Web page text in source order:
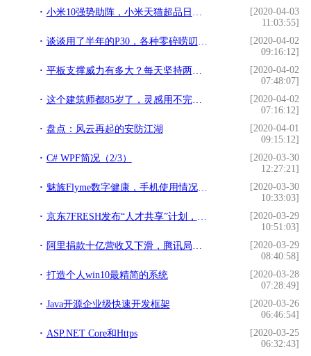
小米10强势助阵，小米天猫超品日，销售额怒破3亿！
[2020-04-03
11:03:55]
谈谈用了半年的P30，各种零碎唠叨（吐槽为主）
[2020-04-02
09:16:12]
平板支撑威力有多大？每天坚持两分钟可以减肚子吗？有什么好处？
[2020-04-02
07:48:07]
这个建筑师都85岁了，灵感用不完么？阿里巴巴的火柴盒总部太赞了
[2020-04-02
07:16:12]
盘点：风云再起的安防江湖
[2020-04-01
09:15:12]
C# WPF简况（2/3）
[2020-03-30
12:27:21]
魅族Flyme数字健康，手机使用情况尽收眼底，还能限制使用
[2020-03-30
10:33:03]
京东7FRESH发布“人才共享”计划，缓解服务业压力
[2020-03-29
10:51:03]
阿里捐款十亿营收又下滑，腾讯局面却一片大好，大赚几十亿
[2020-03-29
08:40:58]
打造个人win10最精简的系统
[2020-03-28
07:28:49]
Java开源企业级快速开发框架
[2020-03-26
06:46:54]
ASP.NET Core和Https
[2020-03-25
06:32:43]